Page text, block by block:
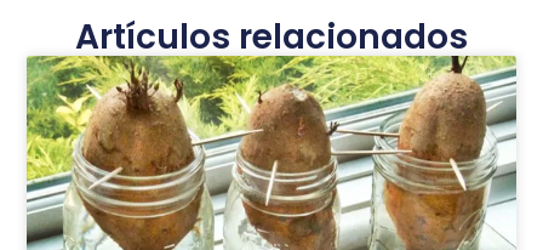
Artículos relacionados